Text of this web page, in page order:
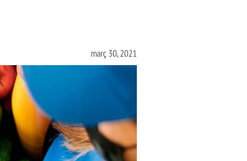
març 30, 2021